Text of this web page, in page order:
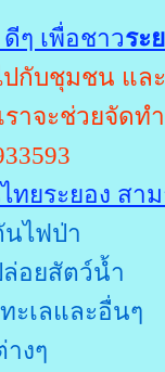
ๆ เพื่อชาวระ
ปกับชุมชน แ
ราจะช่วยจัด
ยระยอง สา
นไฟป่า
อยสัตว์น้ำ
ะเลและอื่นๆ
งๆ